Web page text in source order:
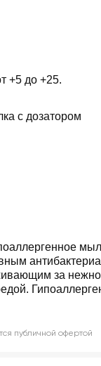
+5 до +25.
с дозатором
за
публичной офертой